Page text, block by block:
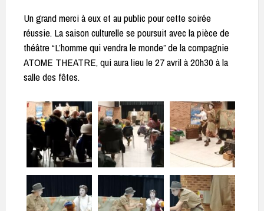
Un grand merci à eux et au public pour cette soirée
réussie. La saison culturelle se poursuit avec la pièce de
théâtre “L’homme qui vendra le monde” de la compagnie
ATOME THEATRE, qui aura lieu le 27 avril à 20h30 à la
salle des fêtes.